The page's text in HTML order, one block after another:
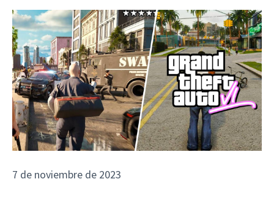
7 de noviembre de 2023